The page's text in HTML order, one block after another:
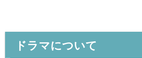
ドラマについて